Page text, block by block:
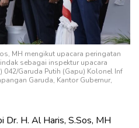
MH mengikut upacara peringatan
sebagai inspektur upacara
042/Garuda Putih (Gapu) Kolonel Inf
Garuda, Kantor Gubernur,
Dr. H. Al Haris, S.Sos, MH